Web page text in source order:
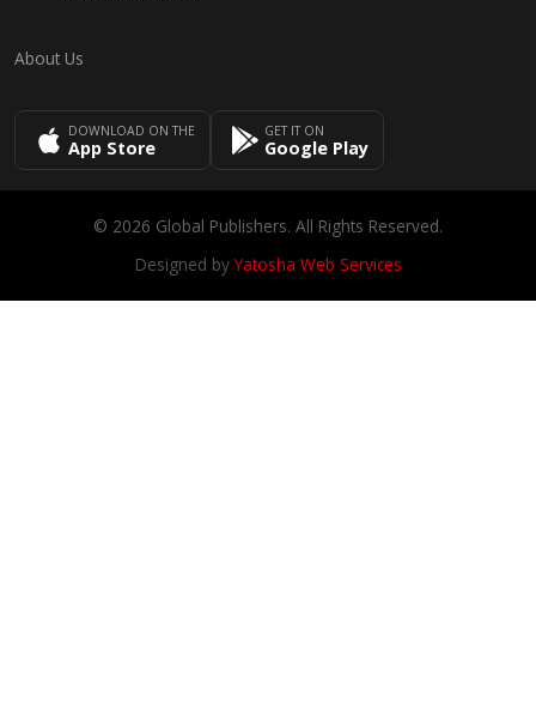
About Us
DOWNLOAD ON THE
App Store
GET IT ON
Google Play
© 2026 Global Publishers. All Rights Reserved.
Designed byYatosha Web Services